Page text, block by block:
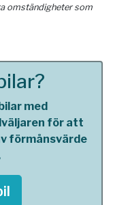
omständigheter som
med
för att
förmånsvärde